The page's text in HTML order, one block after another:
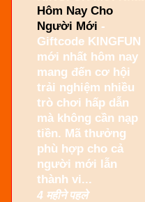
Hôm Nay Cho
Người Mới -
Giftcode KINGFUN
mới nhất hôm nay
mang đến cơ hội
trải nghiệm nhiều
trò chơi hấp dẫn
mà không cần nạp
tiền. Mã thưởng
phù hợp cho cả
người mới lẫn
thành vi...
4 महीने पहले